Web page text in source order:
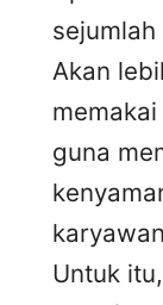
Akan
guna
Untuk